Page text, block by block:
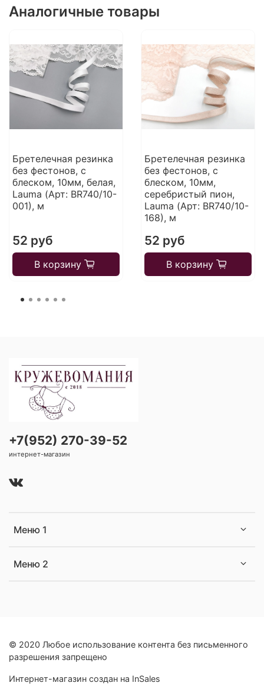
Аналогичные товары
Бретелечная резинка
без фестонов, с
блеском, 10мм, белая,
Lauma (Арт: BR740/10-
001), м
52 руб
В корзину
Бретелечная резинка
без фестонов, с
блеском, 10мм,
серебристый пион,
Lauma (Арт: BR740/10-
168), м
52 руб
В корзину
Меню 1
Меню 2
+7(952) 270-39-52
интернет-магазин
© 2020 Любое использование контента без письменного
разрешения запрещено
Интернет-магазин создан на InSales